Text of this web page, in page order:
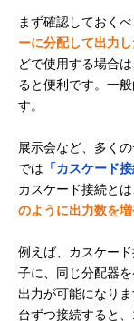
まず確認しておくべ
ーに分配して出力し
どで使用する場合
ると便利です。一
す。
展示会など、多く
では 「カスケード接
カスケード接続とは
のように出力数を
例えば、カスケー
子に、同じ分配器
出力が可能になり
台ずつ接続すると